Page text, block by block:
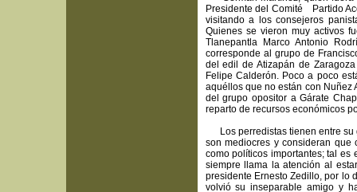
Presidente del Comité Partido
visitando a los consejeros
Quienes se vieron muy activos
Tlanepantla Marco Antonio
corresponde al grupo de
del edil de Atizapán de
Felipe Calderón. Poco a poco
aquéllos que no están con Nuñez
del grupo opositor a Gárate
reparto de recursos económicos
Los perredistas tienen entre su
son mediocres y consideran que
como políticos importantes; tal
siempre llama la atención al
presidente Ernesto Zedillo, por lo
volvió su inseparable amigo y